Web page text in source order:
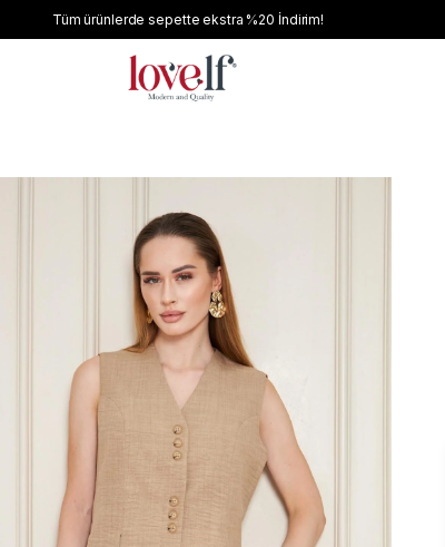
Tüm ürünlerde sepette ekstra %20 İndirim!